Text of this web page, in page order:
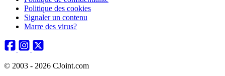
Politique des cookies
Signaler un contenu
Marre des virus?
© 2003 - 2026 CJoint.com